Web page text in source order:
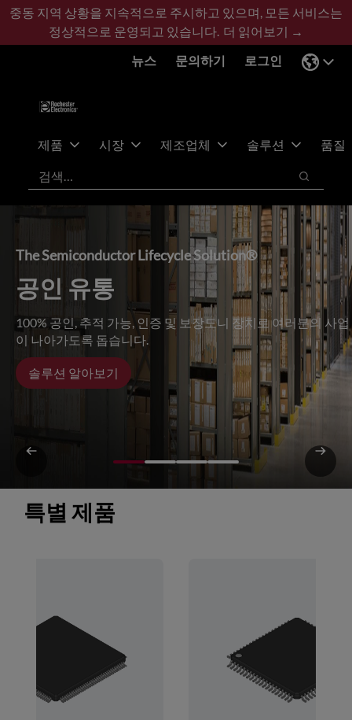
기
콘
바
글
중동 지역 상황을 지속적으로 주시하고 있으며, 모든 서비스는
정상적으로 운영되고 있습니다. 더 읽어보기 →
뉴스
문의하기 로그인
제품 시장 제조업체 솔루션
품질
검색
검색
The Semiconductor Lifecycle Solution®
공인 유통
100% 공인, 추적 가능, 인증 및 보장도니 장치로 여러분의 사업
이 나아가도록 돕습니다.
솔루션 알아보기
특별 제품